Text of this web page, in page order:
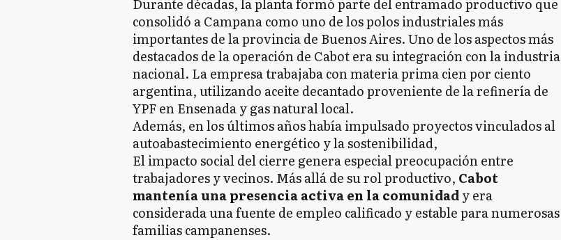
Durante décadas, la planta formó parte del entramado productivo que
consolidó a Campana como uno de los polos industriales más
importantes de la provincia de Buenos Aires. Uno de los aspectos más
destacados de la operación de Cabot era su integración con la industria
nacional. La empresa trabajaba con materia prima cien por ciento
argentina, utilizando aceite decantado proveniente de la refinería de
YPF en Ensenada y gas natural local.
Además, en los últimos años había impulsado proyectos vinculados al
autoabastecimiento energético y la sostenibilidad,
El impacto social del cierre genera especial preocupación entre
trabajadores y vecinos. Más allá de su rol productivo, Cabot
mantenía una presencia activa en la comunidady era
considerada una fuente de empleo calificado y estable para numerosas
familias campanenses.